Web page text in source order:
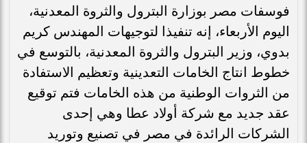
فوسفات مصر بوزارة البترول والثروة المعدنية،
اليوم الأربعاء، إنه تنفيذا لتوجيهات المهندس كريم
بدوي، وزير البترول والثروة المعدنية، بالتوسع في
خطوط انتاج الخامات التعدينية وتعظيم الاستفادة
من الثروات الوطنية من هذه الخامات فتم توقيع
عقد جديد مع شركة أولاد عطا وهي إحدى
الشركات الرائدة في مصر في تصنيع وتوريد